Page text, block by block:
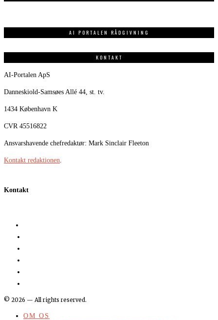
AI PORTALEN RÅDGIVNING
KONTAKT
AI-Portalen ApS
Danneskiold-Samsøes Allé 44, st. tv.
1434 København K
CVR 45516822
Ansvarshavende chefredaktør: Mark Sinclair Fleeton
Kontakt redaktionen
Kontakt
© 2026 — All rights reserved.
OM OS